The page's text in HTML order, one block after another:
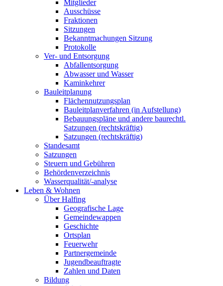
Mitglieder
Ausschüsse
Fraktionen
Sitzungen
Bekanntmachungen Sitzung
Protokolle
Ver- und Entsorgung
Abfallentsorgung
Abwasser und Wasser
Kaminkehrer
Bauleitplanung
Flächennutzungsplan
Bauleitplanverfahren (in Aufstellung)
Bebauungspläne und andere baurechtl.
Satzungen (rechtskräftig)
Satzungen (rechtskräftig)
Standesamt
Satzungen
Steuern und Gebühren
Behördenverzeichnis
Wasserqualität/-analyse
Leben & Wohnen
Über Halfing
Geografische Lage
Gemeindewappen
Geschichte
Ortsplan
Feuerwehr
Partnergemeinde
Jugendbeauftragte
Zahlen und Daten
Bildung